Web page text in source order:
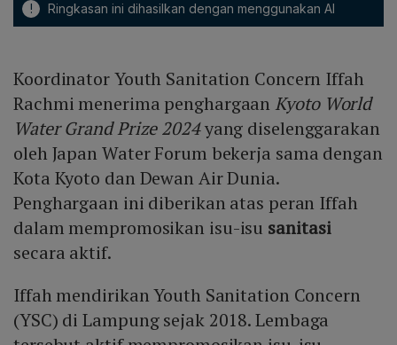
! Ringkasan ini dihasilkan dengan menggunakan AI
Koordinator Youth Sanitation Concern Iffah
Rachmi menerima penghargaan Kyoto World
Water Grand Prize 2024yang diselenggarakan
oleh Japan Water Forum bekerja sama dengan
Kota Kyoto dan Dewan Air Dunia.
Penghargaan ini diberikan atas peran Iffah
dalam mempromosikan isu-isu sanitasi
secara aktif.
Iffah mendirikan Youth Sanitation Concern
(YSC) di Lampung sejak 2018. Lembaga